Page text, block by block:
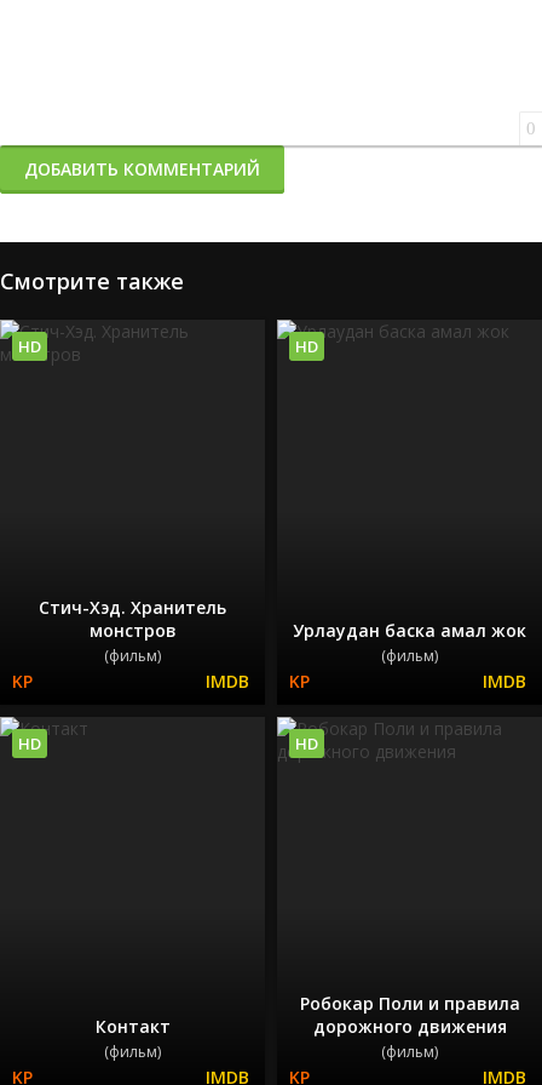
0
ДОБАВИТЬ КОММЕНТАРИЙ
Смотрите также
Стич-Хэд. Хранитель
монстров
(фильм)
HD
Урлаудан баска амал жок
(фильм)
HD
Контакт
(фильм)
HD
Робокар Поли и правила
дорожного движения
(фильм)
HD